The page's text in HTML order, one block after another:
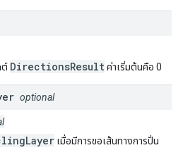
ต์ DirectionsResultค่าเริ่มต้นคือ 0
optional
เมื่อมีการขอเส้นทางการปั่น